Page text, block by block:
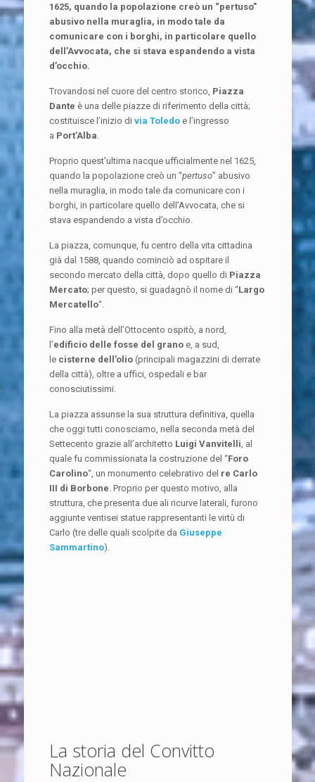
1625, quando la popolazione creò un “pertuso”
abusivo nella muraglia, in modo tale da
comunicare con i borghi, in particolare quello
dell’Avvocata, che si stava espandendo a vista
d’occhio.
Trovandosi nel cuore del centro storico, Piazza
Dante è una delle piazze di riferimento della città;
costituisce l’inizio di via Toledoe l’ingresso
a Port’Alba
Proprio quest’ultima nacque ufficialmente nel 1625,
quando la popolazione creò un “pertuso” abusivo
nella muraglia, in modo tale da comunicare con i
borghi, in particolare quello dell’Avvocata, che si
stava espandendo a vista d’occhio.
La piazza, comunque, fu centro della vita cittadina
già dal 1588, quando cominciò ad ospitare il
secondo mercato della città, dopo quello di Piazza
Mercato; per questo, si guadagnò il nome di “Largo
Mercatello“.
Fino alla metà dell’Ottocento ospitò, a nord,
l’edificio delle fosse del granoe, a sud,
le cisterne dell’olio(principali magazzini di derrate
della città), oltre a uffici, ospedali e bar
conosciutissimi.
La piazza assunse la sua struttura definitiva, quella
che oggi tutti conosciamo, nella seconda metà del
Settecento grazie all’architetto Luigi Vanvitelli , al
quale fu commissionata la costruzione del “Foro
Carolino“, un monumento celebrativo del re Carlo
III di Borbone . Proprio per questo motivo, alla
struttura, che presenta due ali ricurve laterali, furono
aggiunte ventisei statue rappresentanti le virtù di
Carlo (tre delle quali scolpite da Giuseppe
Sammartino).
La storia del Convitto
Nazionale